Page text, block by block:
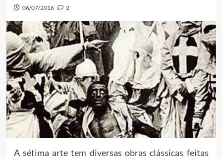
06/07/2016 2
A sétima arte tem diversas obras clássicas feitas